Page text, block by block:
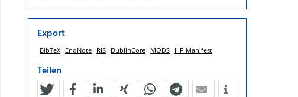
Export
BibTeX EndNote RIS DublinCore MODS IIIF-Manifest
Teilen